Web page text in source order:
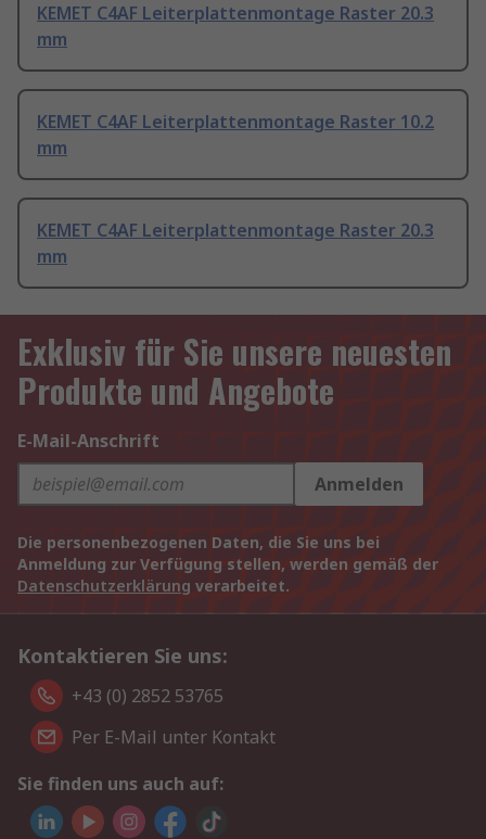
KEMET C4AF Leiterplattenmontage Raster 20.3
mm
KEMET C4AF Leiterplattenmontage Raster 10.2
mm
KEMET C4AF Leiterplattenmontage Raster 20.3
mm
Exklusiv für Sie unsere neuesten
Produkte und Angebote
E-Mail-Anschrift
Anmelden
Die personenbezogenen Daten, die Sie uns bei
Anmeldung zur Verfügung stellen, werden gemäß der
Datenschutzerklärung verarbeitet.
Kontaktieren Sie uns:
+43 (0) 2852 53765
Per E-Mail unter Kontakt
Sie finden uns auch auf: